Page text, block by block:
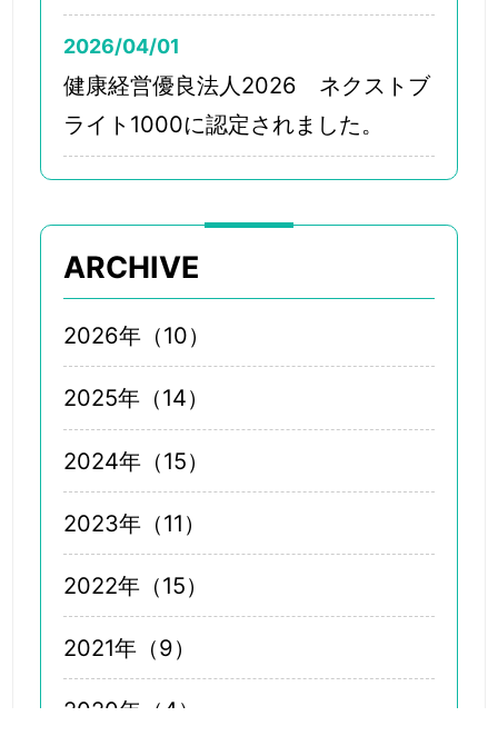
2026/04/01
健康経営優良法人2026 ネクストブ
ライト1000に認定されました。
ARCHIVE
2026年（10）
2025年（14）
2024年（15）
2023年（11）
2022年（15）
2021年（9）
2020年（4）